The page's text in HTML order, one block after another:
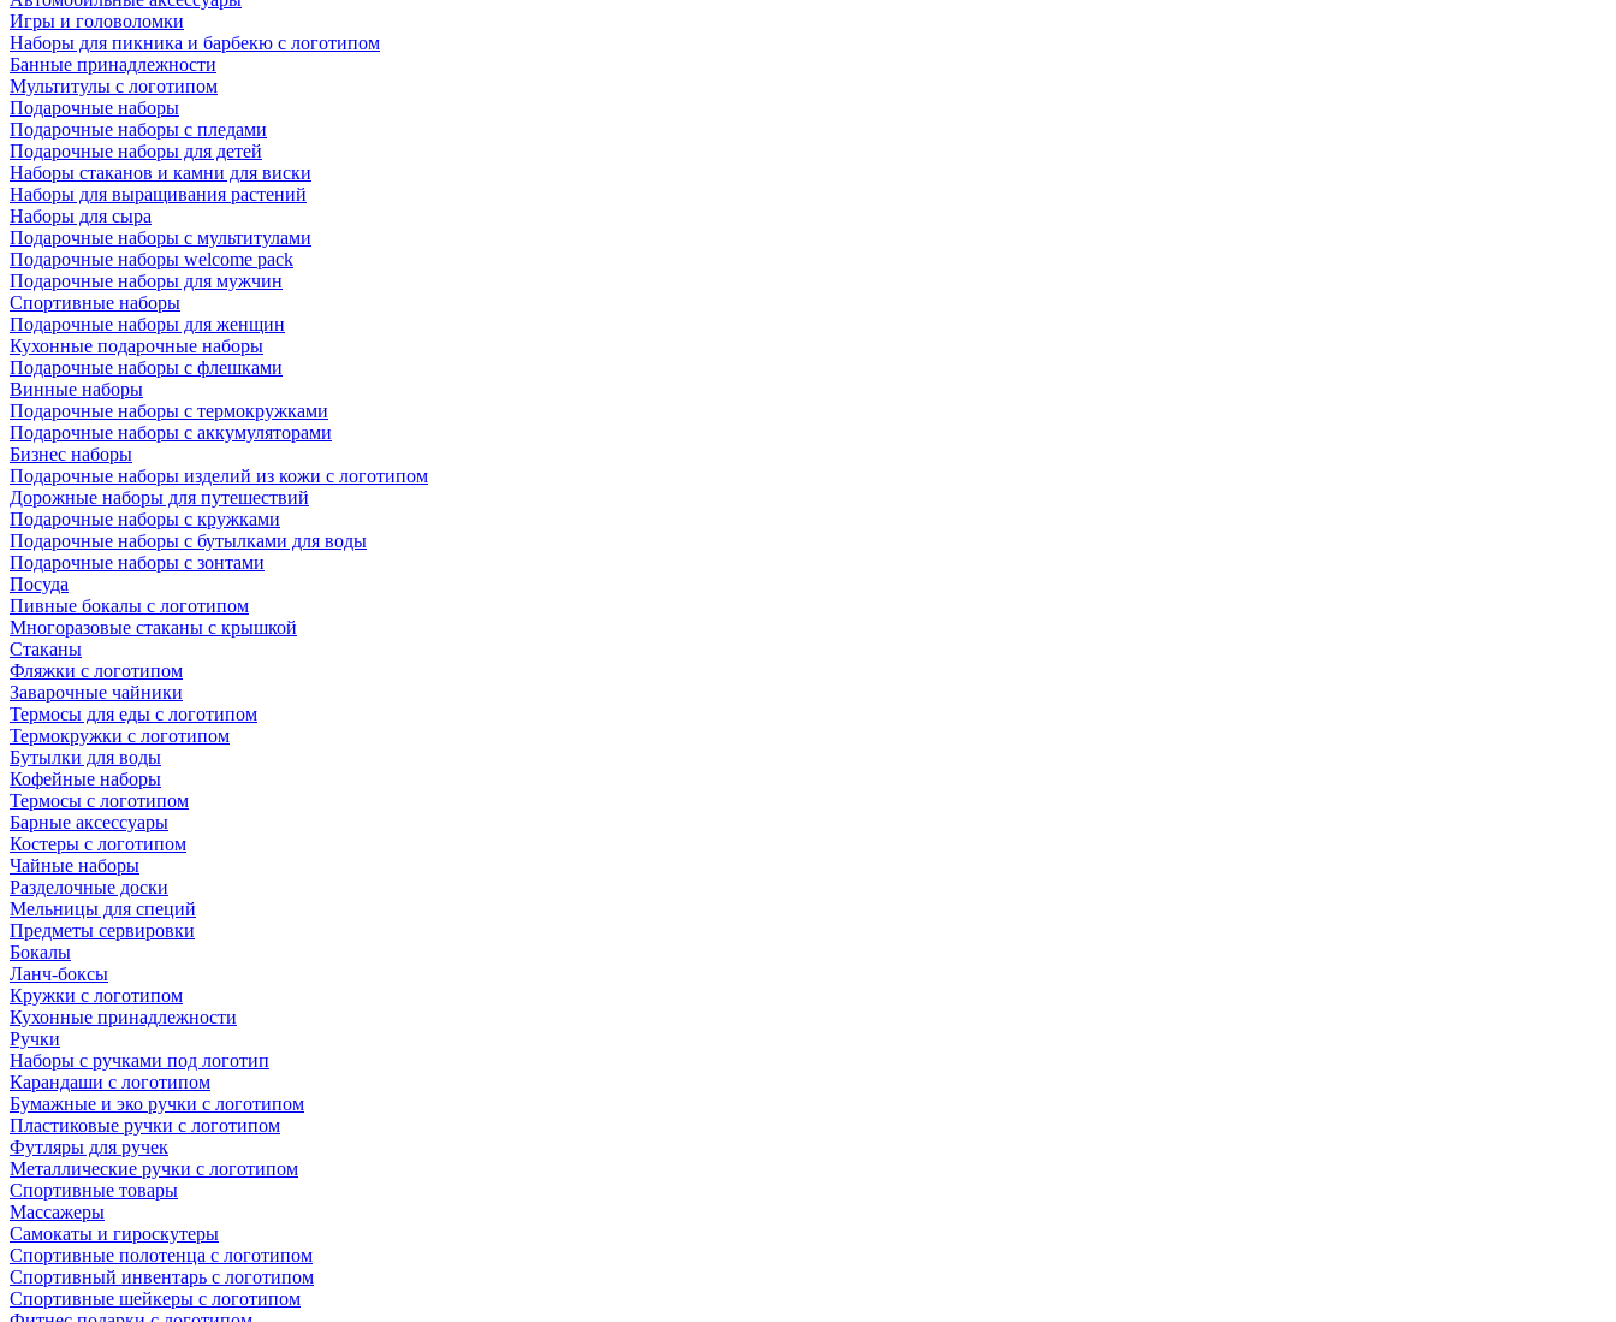
Игры и головоломки
Наборы для пикника и барбекю с логотипом
Банные принадлежности
Мультитулы с логотипом
Подарочные наборы
Подарочные наборы с пледами
Подарочные наборы для детей
Наборы стаканов и камни для виски
Наборы для выращивания растений
Наборы для сыра
Подарочные наборы с мультитулами
Подарочные наборы welcome pack
Подарочные наборы для мужчин
Спортивные наборы
Подарочные наборы для женщин
Кухонные подарочные наборы
Подарочные наборы с флешками
Винные наборы
Подарочные наборы с термокружками
Подарочные наборы с аккумуляторами
Бизнес наборы
Подарочные наборы изделий из кожи с логотипом
Дорожные наборы для путешествий
Подарочные наборы с кружками
Подарочные наборы с бутылками для воды
Подарочные наборы с зонтами
Посуда
Пивные бокалы с логотипом
Многоразовые стаканы с крышкой
Стаканы
Фляжки с логотипом
Заварочные чайники
Термосы для еды с логотипом
Термокружки с логотипом
Бутылки для воды
Кофейные наборы
Термосы с логотипом
Барные аксессуары
Костеры с логотипом
Чайные наборы
Разделочные доски
Мельницы для специй
Предметы сервировки
Бокалы
Ланч-боксы
Кружки с логотипом
Кухонные принадлежности
Ручки
Наборы с ручками под логотип
Карандаши с логотипом
Бумажные и эко ручки с логотипом
Пластиковые ручки с логотипом
Футляры для ручек
Металлические ручки с логотипом
Спортивные товары
Массажеры
Самокаты и гироскутеры
Спортивные полотенца с логотипом
Спортивный инвентарь с логотипом
Спортивные шейкеры с логотипом